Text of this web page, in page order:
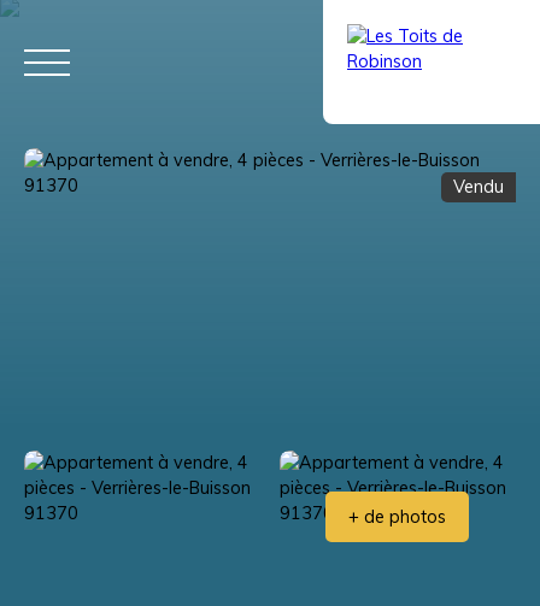
Vendu
+ de photos